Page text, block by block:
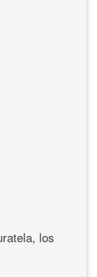
los